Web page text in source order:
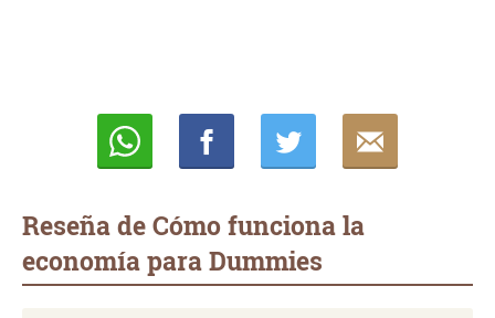
Reseña de Cómo funciona la
economía para Dummies